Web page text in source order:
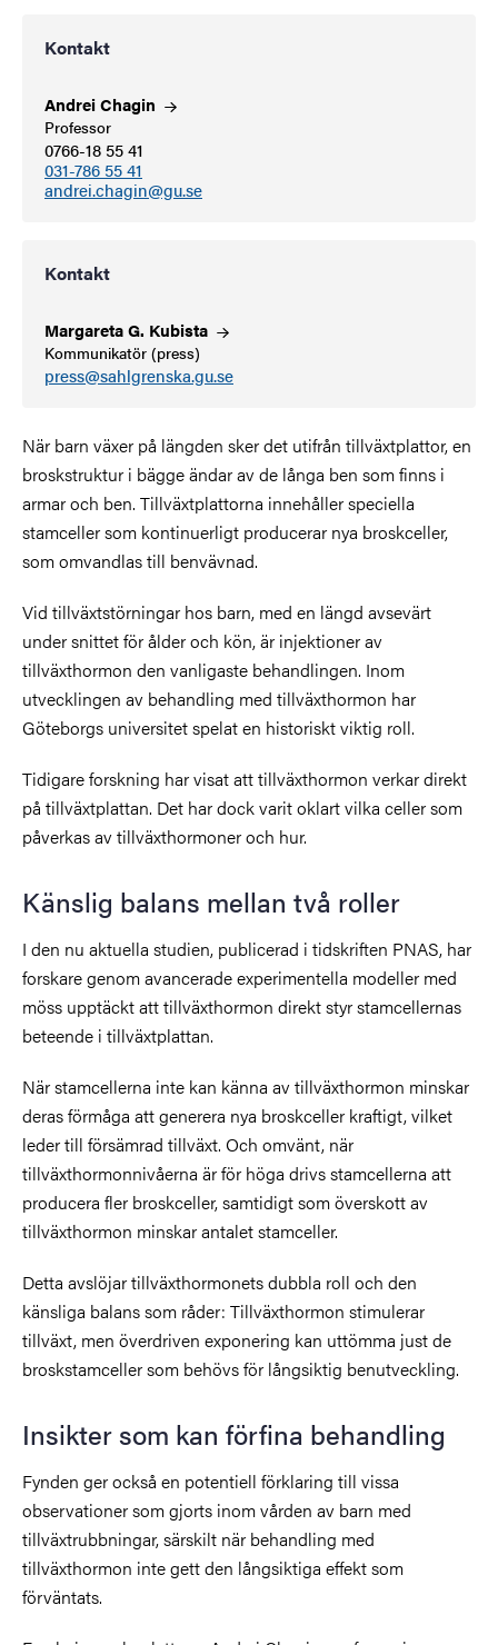
Kontakt
AndreiChagin
Professor
0766-18 55 41
031-786 55 41
andrei.chagin@gu.se
Kontakt
Margareta G. Kubista
Kommunikatör (press)
press@sahlgrenska.gu.se
När barn växer på längden sker det utifrån tillväxtplattor, en
broskstruktur i bägge ändar av de långa ben som finns i
armar och ben. Tillväxtplattorna innehåller speciella
stamceller som kontinuerligt producerar nya broskceller,
som omvandlas till benvävnad.
Vid tillväxtstörningar hos barn, med en längd avsevärt
under snittet för ålder och kön, är injektioner av
tillväxthormon den vanligaste behandlingen. Inom
utvecklingen av behandling med tillväxthormon har
Göteborgs universitet spelat en historiskt viktig roll.
Tidigare forskning har visat att tillväxthormon verkar direkt
på tillväxtplattan. Det har dock varit oklart vilka celler som
påverkas av tillväxthormoner och hur.
Känslig balans mellan två roller
I den nu aktuella studien, publicerad i tidskriften PNAS, har
forskare genom avancerade experimentella modeller med
möss upptäckt att tillväxthormon direkt styr stamcellernas
beteende i tillväxtplattan.
När stamcellerna inte kan känna av tillväxthormon minskar
deras förmåga att generera nya broskceller kraftigt, vilket
leder till försämrad tillväxt. Och omvänt, när
tillväxthormonnivåerna är för höga drivs stamcellerna att
producera fler broskceller, samtidigt som överskott av
tillväxthormon minskar antalet stamceller.
Detta avslöjar tillväxthormonets dubbla roll och den
känsliga balans som råder: Tillväxthormon stimulerar
tillväxt, men överdriven exponering kan uttömma just de
broskstamceller som behövs för långsiktig benutveckling.
Insikter som kan förfina behandling
Fynden ger också en potentiell förklaring till vissa
observationer som gjorts inom vården av barn med
tillväxtrubbningar, särskilt när behandling med
tillväxthormon inte gett den långsiktiga effekt som
förväntats.